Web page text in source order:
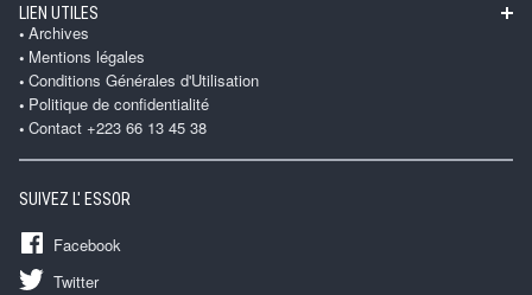
LIEN UTILES
Archives
Mentions légales
Conditions Générales d'Utilisation
Politique de confidentialité
Contact +223 66 13 45 38
SUIVEZ L' ESSOR
Facebook
Twitter